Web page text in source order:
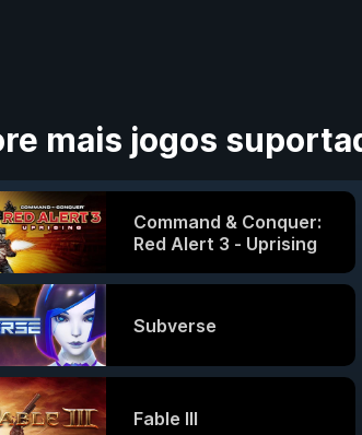
mais jogos
Command & Conquer:
Red Alert 3 - Uprising
Subverse
Fable III